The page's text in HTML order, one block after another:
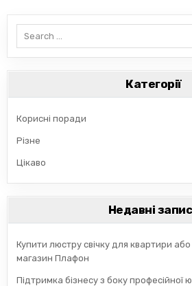
Категорії
Корисні поради
Різне
Цікаво
Недавні
Купити люстру свічку для квартири
магазин Плафон
Підтримка бізнесу з боку професійної